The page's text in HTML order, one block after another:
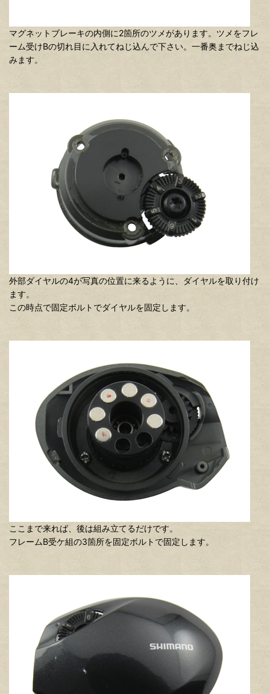
マグネットブレーキの内側に2箇所のツメがあります。ツメをフレ
ーム受けBの切れ目に入れてねじ込んで下さい。一番奥までねじ込
みます。
外部ダイヤルの4が写真の位置に来るように、ダイヤルを取り付け
ます。
この時点で固定ボルトでダイヤルを固定します。
ここまで来れば、後は組み立てるだけです。
フレームB受ケ組の3箇所を固定ボルトで固定します。